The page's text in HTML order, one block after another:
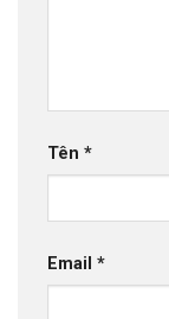
Tên *
Email *